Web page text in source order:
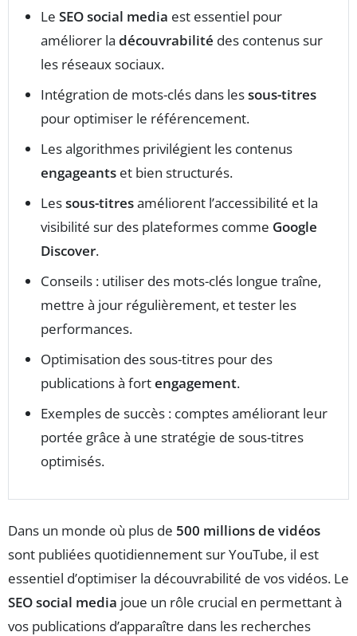
Le SEO social media est essentiel pour
améliorer la découvrabilité des contenus sur
les réseaux sociaux.
Intégration de mots-clés dans lessous-titres
pour optimiser le référencement.
Les algorithmes privilégient les contenus
engageants et bien structurés.
Lessous-titresaméliorent l’accessibilité et la
visibilité sur des plateformes comme Google
Discover.
Conseils : utiliser des mots-clés longue traîne,
mettre à jour régulièrement, et tester les
performances.
Optimisation des sous-titres pour des
publications à fortengagement.
Exemples de succès : comptes améliorant leur
portée grâce à une stratégie de sous-titres
optimisés.
Dans un monde où plus de 500 millions de vidéos
sont publiées quotidiennement sur YouTube, il est
essentiel d’optimiser la découvrabilité de vos vidéos. Le
SEO social media joue un rôle crucial en permettant à
vos publications d’apparaître dans les recherches